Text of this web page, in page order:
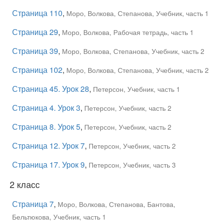
Страница 110, Моро, Волкова, Степанова, Учебник, часть 1
Страница 29, Моро, Волкова, Рабочая тетрадь, часть 1
Страница 39, Моро, Волкова, Степанова, Учебник, часть 2
Страница 102, Моро, Волкова, Степанова, Учебник, часть 2
Страница 45. Урок 28, Петерсон, Учебник, часть 1
Страница 4. Урок 3, Петерсон, Учебник, часть 2
Страница 8. Урок 5, Петерсон, Учебник, часть 2
Страница 12. Урок 7, Петерсон, Учебник, часть 2
Страница 17. Урок 9, Петерсон, Учебник, часть 3
2 класс
Страница 7, Моро, Волкова, Степанова, Бантова,
Бельтюкова, Учебник, часть 1